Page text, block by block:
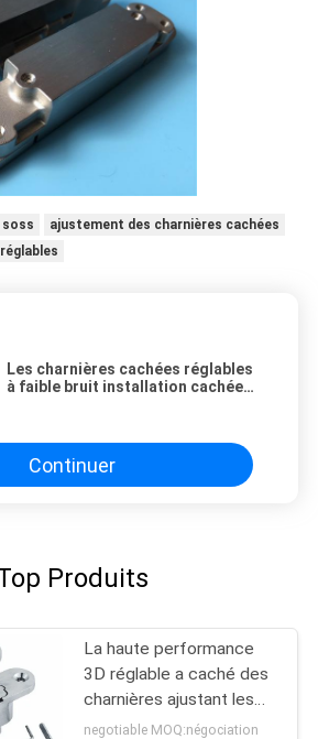
soss
ajustement des charnières cachées
Les charnières cachées réglables
à faible bruit installation cachée
Continuer
Produits
La haute performance
3D réglable a caché des
charnières ajustant les
charnières cachées
negotiable MOQ:négociation